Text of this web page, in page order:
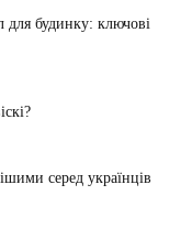
для будинку: ключові
серед українців